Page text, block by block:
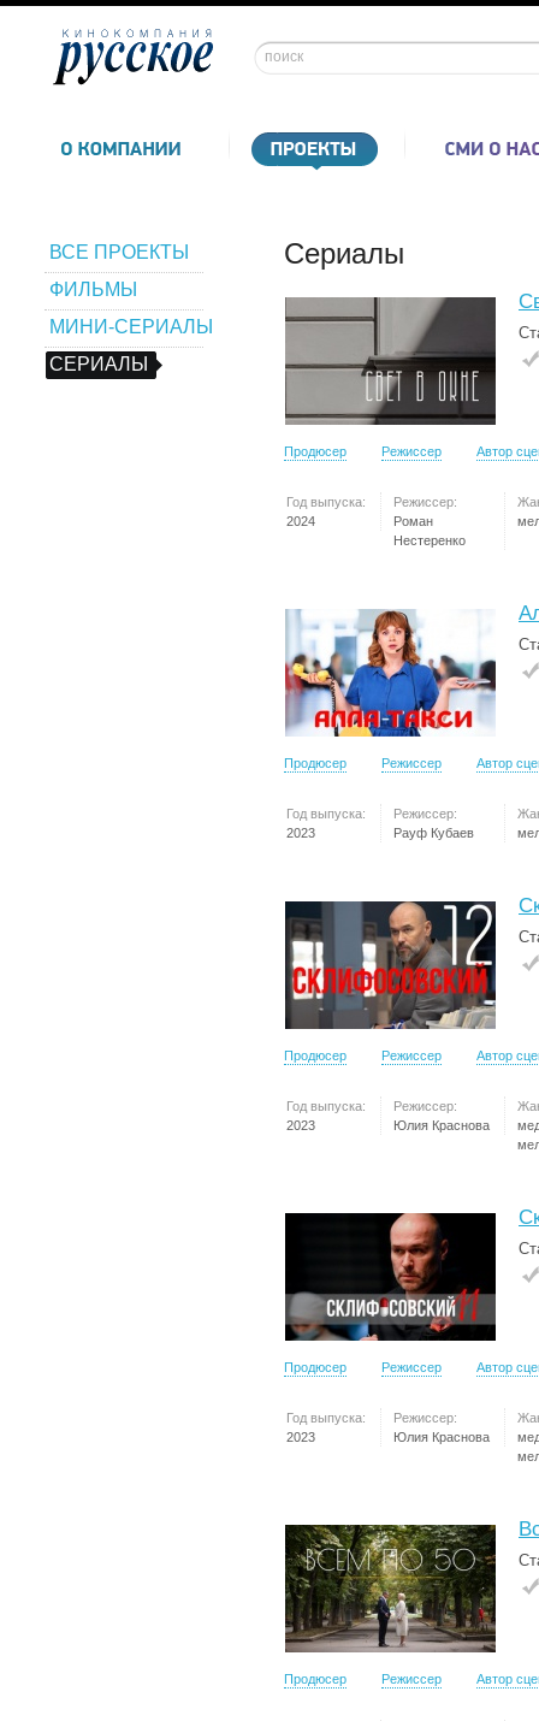
ВСЕ ПРОЕКТЫ
ФИЛЬМЫ
МИНИ-СЕРИАЛЫ
СЕРИАЛЫ
Сериалы
Продюсер Режиссер Автор
Год выпуска:
2024
Режиссер:
Роман
Нестеренко
Продюсер Режиссер Автор
Год выпуска:
2023
Режиссер:
Рауф Кубаев
Продюсер Режиссер Автор
Год выпуска:
2023
Режиссер:
Юлия Краснова
Продюсер Режиссер Автор
Год выпуска:
2023
Режиссер:
Юлия Краснова
Продюсер Режиссер Автор